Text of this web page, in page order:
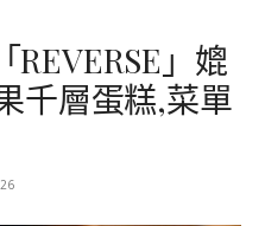
」媲
千層蛋糕,菜單